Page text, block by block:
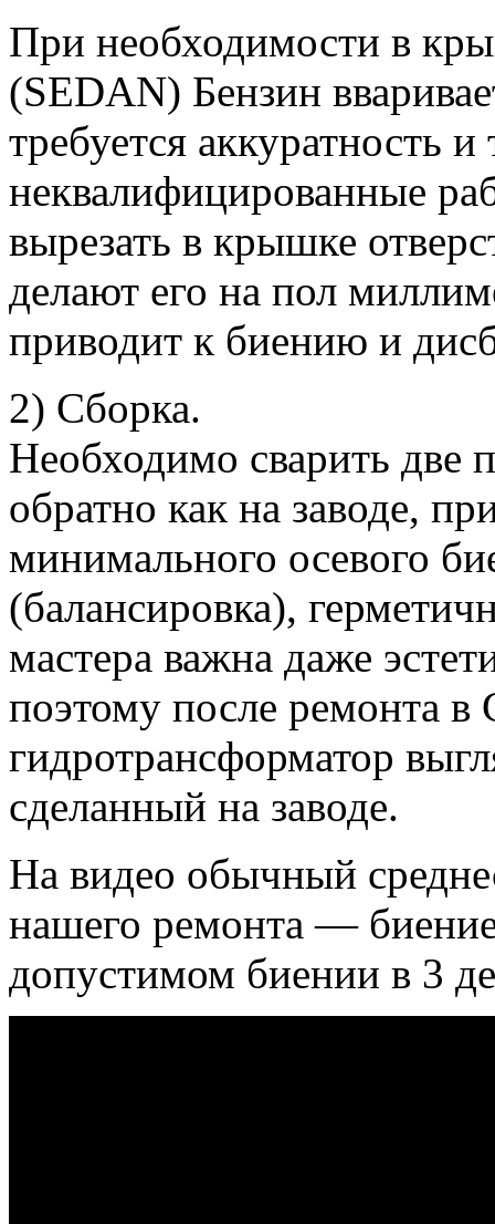
При необходимости в
(SEDAN) Бензин
требуется аккуратность
неквалифицированные
вырезать в крышке
делают его на пол
приводит к биению и
2) Сборка.
Необходимо сварить две
обратно как на заводе,
минимального осевого
(балансировка),
мастера важна даже
поэтому после ремонта в
гидротрансформатор
сделанный на заводе.
На видео обычный
нашего ремонта —
допустимом биении в 3